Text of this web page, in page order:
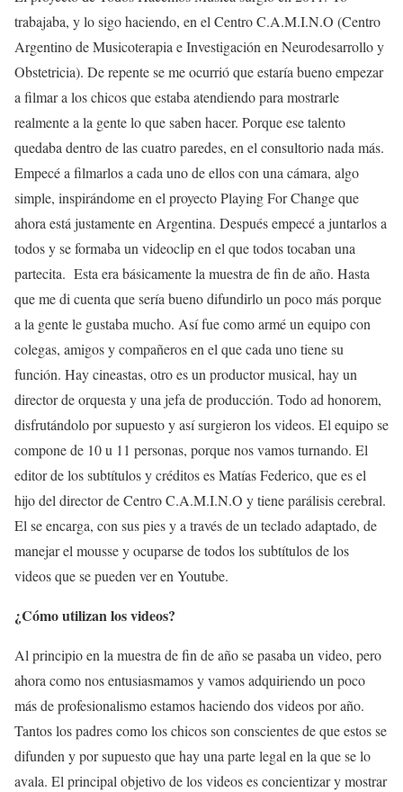
trabajaba, y lo sigo haciendo, en el Centro C.A.M.I.N.O (Centro
Argentino de Musicoterapia e Investigación en Neurodesarrollo y
Obstetricia). De repente se me ocurrió que estaría bueno empezar
a filmar a los chicos que estaba atendiendo para mostrarle
realmente a la gente lo que saben hacer. Porque ese talento
quedaba dentro de las cuatro paredes, en el consultorio nada más.
Empecé a filmarlos a cada uno de ellos con una cámara, algo
simple, inspirándome en el proyecto Playing For Change que
ahora está justamente en Argentina. Después empecé a juntarlos a
todos y se formaba un videoclip en el que todos tocaban una
partecita. Esta era básicamente la muestra de fin de año. Hasta
que me di cuenta que sería bueno difundirlo un poco más porque
a la gente le gustaba mucho. Así fue como armé un equipo con
colegas, amigos y compañeros en el que cada uno tiene su
función. Hay cineastas, otro es un productor musical, hay un
director de orquesta y una jefa de producción. Todo ad honorem,
disfrutándolo por supuesto y así surgieron los videos. El equipo se
compone de 10 u 11 personas, porque nos vamos turnando. El
editor de los subtítulos y créditos es Matías Federico, que es el
hijo del director de Centro C.A.M.I.N.O y tiene parálisis cerebral.
El se encarga, con sus pies y a través de un teclado adaptado, de
manejar el mousse y ocuparse de todos los subtítulos de los
videos que se pueden ver en Youtube.
¿Cómo utilizan los videos?
Al principio en la muestra de fin de año se pasaba un video, pero
ahora como nos entusiasmamos y vamos adquiriendo un poco
más de profesionalismo estamos haciendo dos videos por año.
Tantos los padres como los chicos son conscientes de que estos se
difunden y por supuesto que hay una parte legal en la que se lo
avala. El principal objetivo de los videos es concientizar y mostrar